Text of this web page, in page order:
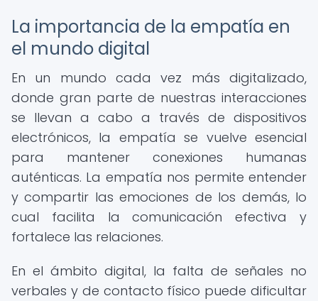
La importancia de la empatía en
el mundo digital
En un mundo cada vez más digitalizado,
donde gran parte de nuestras interacciones
se llevan a cabo a través de dispositivos
electrónicos, la empatía se vuelve esencial
para mantener conexiones humanas
auténticas. La empatía nos permite entender
y compartir las emociones de los demás, lo
cual facilita la comunicación efectiva y
fortalece las relaciones.
En el ámbito digital, la falta de señales no
verbales y de contacto físico puede dificultar